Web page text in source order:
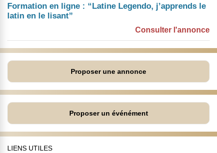
Formation en ligne : “Latine Legendo, j’apprends le
latin en le lisant”
Consulter l'annonce
Proposer une annonce
Proposer un événément
LIENS UTILES